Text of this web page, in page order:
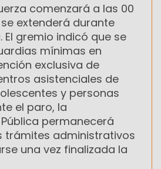
comenzará a las 00
extenderá durante
gremio indicó que se
mínimas en
exclusiva de
asistenciales de
y personas
el paro, la
permanecerá
trámites administrativos
una vez finalizada la